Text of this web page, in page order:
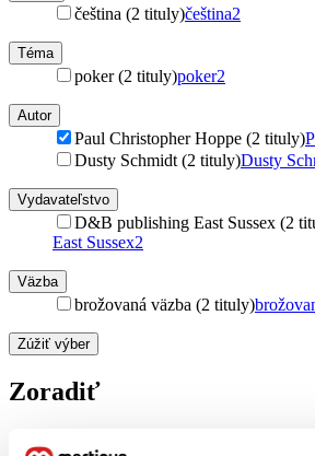
čeština (2 tituly)čeština2
Téma
poker (2 tituly)poker2
Autor
Paul Christopher Hoppe (2 tituly)
Dusty Schmidt (2 tituly)Dusty
Vydavateľstvo
D&B publishing East Sussex (2
East Sussex2
Väzba
brožovaná väzba (2 tituly)
Zúžiť výber
Zoradiť